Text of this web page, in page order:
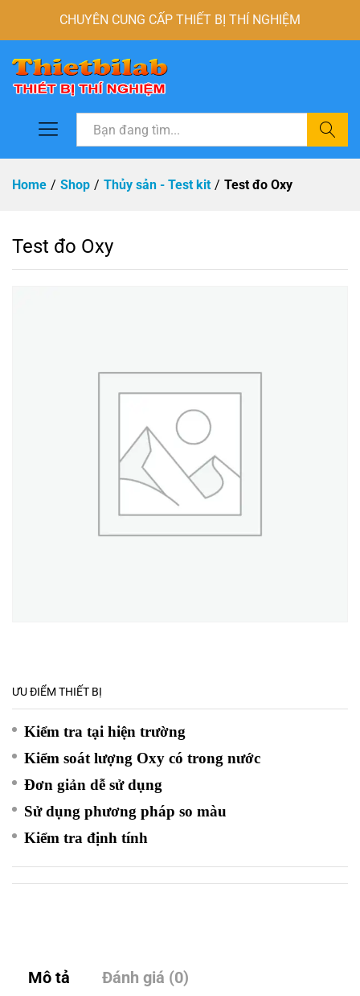
CHUYÊN CUNG CẤP THIẾT BỊ THÍ NGHIỆM
Tìm
Home / Shop / Thủy sản - Test kit / Test đo Oxy
Test đo Oxy
ƯU ĐIỂM THIẾT BỊ
Kiểm tra tại hiện trường
Kiểm soát lượng Oxy có trong nước
Đơn giản dễ sử dụng
Sử dụng phương pháp so màu
Kiểm tra định tính
Mô tả Đánh giá (0)